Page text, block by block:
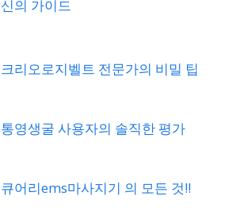
신의 가이드
크리오로지벨트 전문가의 비밀 팁
통영생굴 사용자의 솔직한 평가
큐어리ems마사지기 의 모든 것!!